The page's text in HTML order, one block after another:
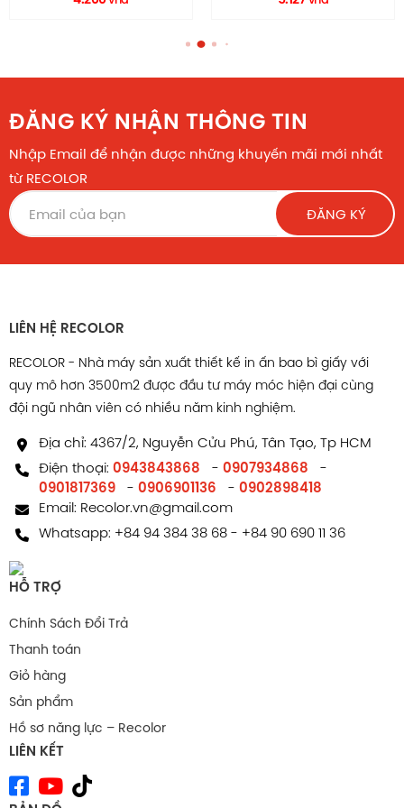
ĐĂNG KÝ NHẬN THÔNG TIN
Nhập Email để nhận được những khuyến mãi mới nhất
từ RECOLOR
ĐĂNG KÝ
LIÊN HỆ RECOLOR
RECOLOR - Nhà máy sản xuất thiết kế in ấn bao bì giấy với
quy mô hơn 3500m2 được đầu tư máy móc hiện đại cùng
đội ngũ nhân viên có nhiều năm kinh nghiệm.
Địa chỉ: 4367/2, Nguyễn Cửu Phú, Tân Tạo, Tp HCM
Điện thoại: 0943843868 - 0907934868
-
0901817369
- 0906901136 - 0902898418
Email: Recolor.vn@gmail.com
Whatsapp: +84 94 384 38 68- +84 90 690 11 36
HỖ TRỢ
Chính Sách Đổi Trả
Thanh toán
Giỏ hàng
Sản phẩm
Hồ sơ năng lực – Recolor
LIÊN KẾT